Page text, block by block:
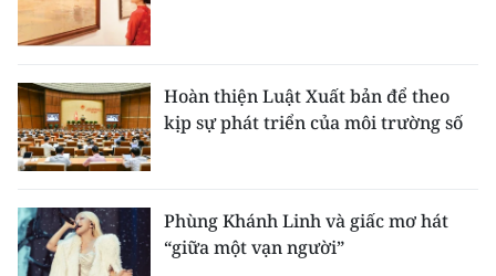
Hoàn thiện Luật Xuất bản để theo
kịp sự phát triển của môi trường số
Phùng Khánh Linh và giấc mơ hát
“giữa một vạn người”